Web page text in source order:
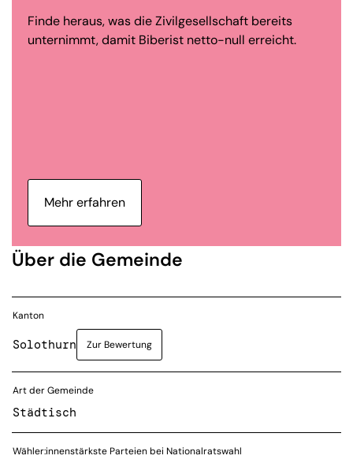
Finde heraus, was die Zivilgesellschaft bereits
unternimmt, damit Biberist netto-null erreicht.
Mehr erfahren
Über die Gemeinde
Kanton
Solothurn Zur Bewertung
Art der Gemeinde
Städtisch
Wähler:innenstärkste Parteien bei Nationalratswahl